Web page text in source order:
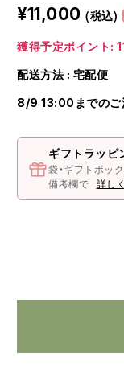
¥11,000 (税込)
獲得予定ポイント:
配送方法 : 宅配便
8/9 13:00までのご
ギフトラッピ
袋・ギフトボッ
備考欄で
詳し